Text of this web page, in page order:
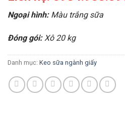
Ngoại hình: Màu trắng sữa
Đóng gói: Xô 20 kg
Danh mục: Keo sữa ngành giấy